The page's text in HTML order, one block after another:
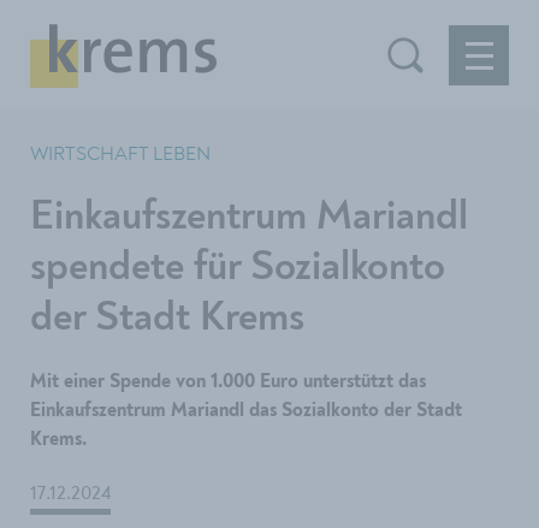
WIRTSCHAFT LEBEN
Einkaufszentrum Mariandl
spendete für Sozialkonto
der Stadt Krems
Mit einer Spende von 1.000 Euro unterstützt das
Einkaufszentrum Mariandl das Sozialkonto der Stadt
Krems.
17.12.2024